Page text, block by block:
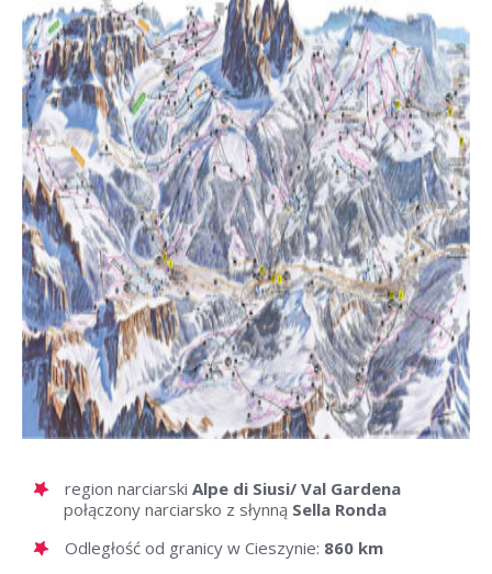
region narciarski Alpe di Siusi/ Val Gardena
połączony narciarsko z słynną Sella Ronda
Odległość od granicy w Cieszynie: 860 km